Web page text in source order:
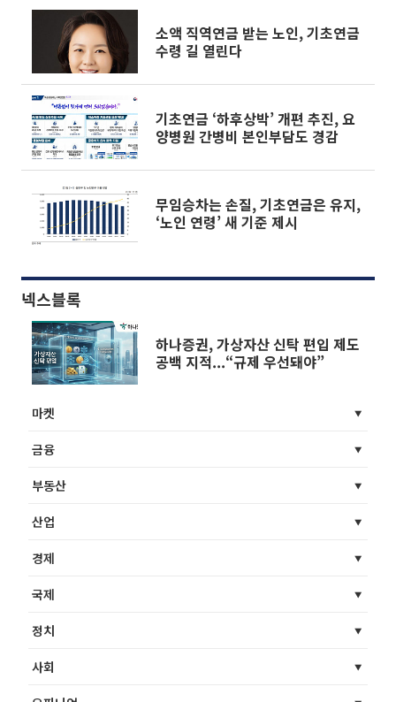
소액 직역연금 받는 노인, 기초연금
수령 길 열린다
기초연금 ‘하후상박’ 개편 추진, 요
양병원 간병비 본인부담도 경감
무임승차는 손질, 기초연금은 유지,
‘노인 연령’ 새 기준 제시
넥스블록
하나증권, 가상자산 신탁 편입 제도
공백 지적...“규제 우선돼야”
마켓
금융
부동산
산업
경제
국제
정치
사회